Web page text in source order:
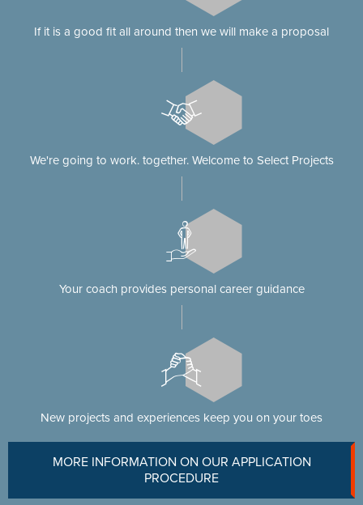
If it is a good fit all around then we will make a proposal
We're going to work. together. Welcome to Select Projects
Your coach provides personal career guidance
New projects and experiences keep you on your toes
MORE INFORMATION ON OUR APPLICATION
PROCEDURE